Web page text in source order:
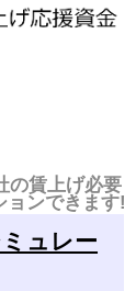
の賃上げ必要
ョンできます!
ュレー